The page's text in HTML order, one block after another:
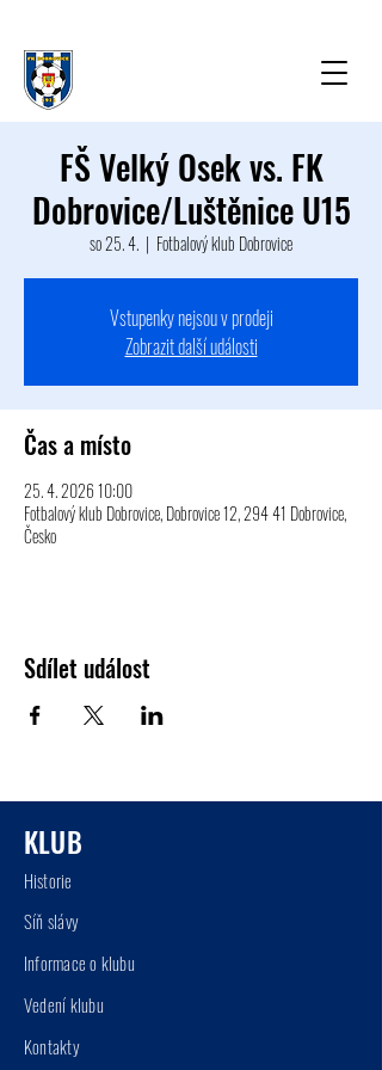
FŠ Velký Osek vs. FK
Dobrovice/Luštěnice U15
so 25. 4.
  |
Fotbalový klub Dobrovice
Vstupenky nejsou v prodeji
Zobrazit další události
Čas a místo
25. 4. 2026 10:00
Fotbalový klub Dobrovice, Dobrovice 12, 294 41 Dobrovice,
Česko
Sdílet událost
KLUB
Historie
Síň slávy
Informace o klubu
Vedení klubu
Kontakty